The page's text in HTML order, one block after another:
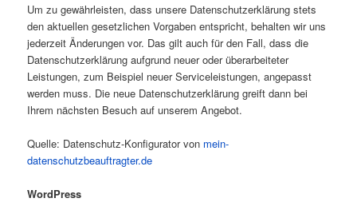
Um zu gewährleisten, dass unsere Datenschutzerklärung stets
den aktuellen gesetzlichen Vorgaben entspricht, behalten wir uns
jederzeit Änderungen vor. Das gilt auch für den Fall, dass die
Datenschutzerklärung aufgrund neuer oder überarbeiteter
Leistungen, zum Beispiel neuer Serviceleistungen, angepasst
werden muss. Die neue Datenschutzerklärung greift dann bei
Ihrem nächsten Besuch auf unserem Angebot.
Quelle: Datenschutz-Konfigurator von mein-
datenschutzbeauftragter.de
WordPress